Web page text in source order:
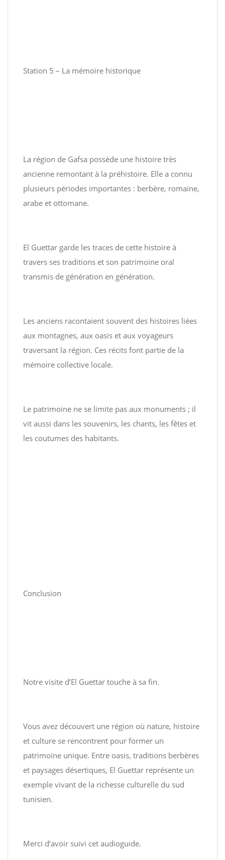
Station 5 – La mémoire historique
La région de Gafsa possède une histoire très
ancienne remontant à la préhistoire. Elle a connu
plusieurs périodes importantes : berbère, romaine,
arabe et ottomane.
El Guettar garde les traces de cette histoire à
travers ses traditions et son patrimoine oral
transmis de génération en génération.
Les anciens racontaient souvent des histoires liées
aux montagnes, aux oasis et aux voyageurs
traversant la région. Ces récits font partie de la
mémoire collective locale.
Le patrimoine ne se limite pas aux monuments ; il
vit aussi dans les souvenirs, les chants, les fêtes et
les coutumes des habitants.
Conclusion
Notre visite d’El Guettar touche à sa fin.
Vous avez découvert une région où nature, histoire
et culture se rencontrent pour former un
patrimoine unique. Entre oasis, traditions berbères
et paysages désertiques, El Guettar représente un
exemple vivant de la richesse culturelle du sud
tunisien.
Merci d’avoir suivi cet audioguide.